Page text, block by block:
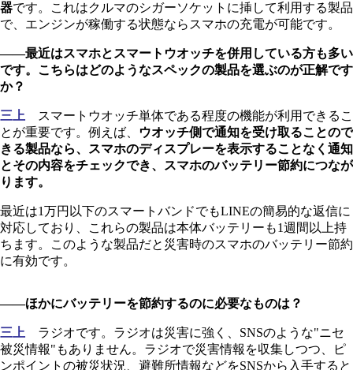
器です。これはクルマのシガーソケットに挿して利用する製品
で、エンジンが稼働する状態ならスマホの充電が可能です。
――最近はスマホとスマートウオッチを併用している方も多い
です。こちらはどのようなスペックの製品を選ぶのが正解です
か？
三上 スマートウオッチ単体である程度の機能が利用できるこ
とが重要です。例えば、
ウオッチ側で通知を受け取ることので
きる製品なら、スマホのディスプレーを表示することなく通知
とその内容をチェックでき、スマホのバッテリー節約につなが
ります。
最近は1万円以下のスマートバンドでもLINEの簡易的な返信に
対応しており、これらの製品は本体バッテリーも1週間以上持
ちます。このような製品だと災害時のスマホのバッテリー節約
に有効です。
――ほかにバッテリーを節約するのに必要なものは？
三上 ラジオです。ラジオは災害に強く、SNSのような"ニセ
被災情報"もありません。ラジオで災害情報を収集しつつ、ピ
ンポイントの被災状況、避難所情報などをSNSから入手すると